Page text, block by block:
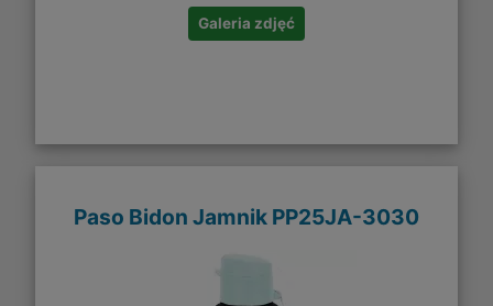
Galeria zdjęć
Paso Bidon Jamnik PP25JA-3030